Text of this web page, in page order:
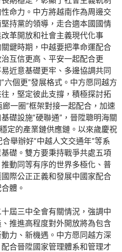
命力。中方將越南作為周邊交
持黨的領導，走合適本國國情
革開放和社會主義現代化事
鍵時期，中越要把準命運配合
互信更高、平安一起配合更
近意基礎更牢、多邊協調共同
六個更”發展格式。中方愿同越方
，堅定彼此支撐，積極探討拓
廊一圈”框架對接一起配合，加速
礎設施“硬聯通”，晉陞聰明海關
定的產業鏈供應鏈。以來歲慶祝
舉辦好“中越人文交通年”等系
礎。雙方要秉持戰爭共處五項
動同等有序的世界多極化、普
際公正正義和發展中國家配合
體。
屆三中全會有關情況，強調中
推進高程度對外開放將為包含
力、新機遇。中方愿同越方深
合晉陞國家管理體系和管理才